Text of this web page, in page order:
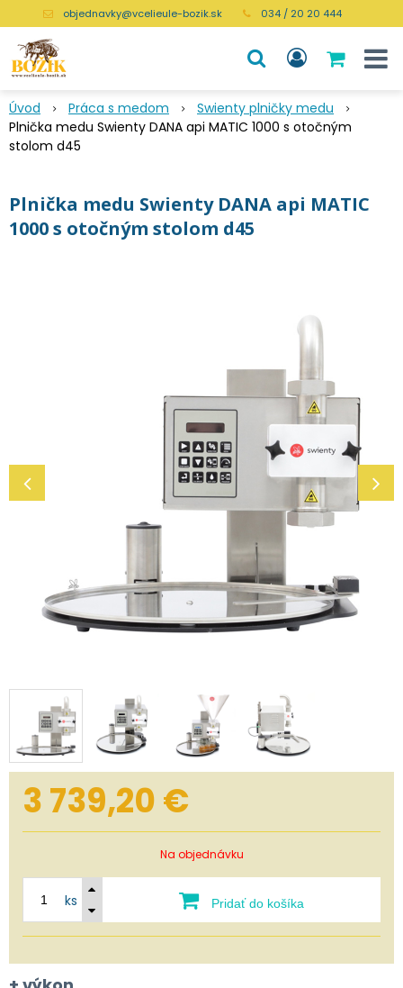
objednavky@vcelieule-bozik.sk 034 / 20 20 444
Úvod Práca s medom
Swienty plničky medu
Plnička medu Swienty DANA api MATIC 1000 s otočným
stolom d45
Plnička medu Swienty DANA api MATIC
1000 s otočným stolom d45
3 739,20€
Na objednávku
ks Pridať do košíka